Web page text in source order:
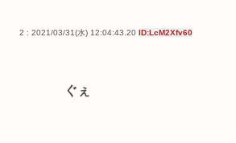
2 : 2021/03/31(水) 12:04:43.20 ID:LcM2Xfv60
ぐぇ